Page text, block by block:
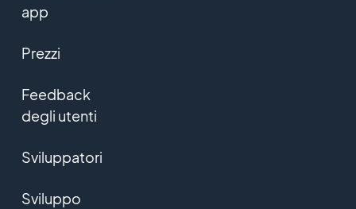
app
Prezzi
Feedback
degli utenti
Sviluppatori
Sviluppo